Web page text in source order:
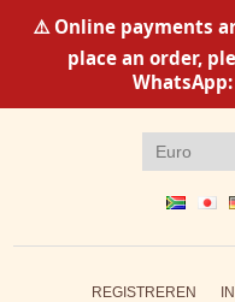
⚠️ Online payments
place an order,
WhatsApp:
REGISTREREN